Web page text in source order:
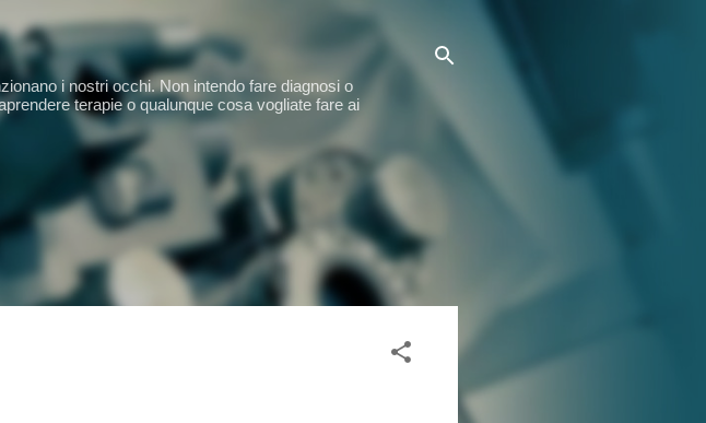
principali
i nostri occhi. Non intendo fare diagnosi o
terapie o qualunque cosa vogliate fare ai